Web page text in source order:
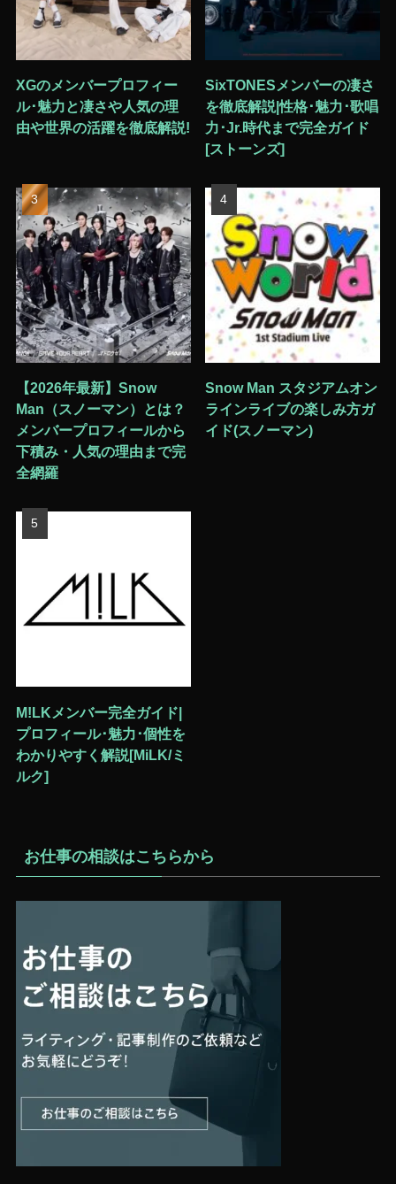
XGのメンバープロフィー
ル･魅力と凄さや人気の理
由や世界の活躍を徹底解説!
SixTONESメンバーの凄さ
を徹底解説|性格･魅力･歌唱
力･Jr.時代まで完全ガイド
[ストーンズ]
【2026年最新】Snow
Man（スノーマン）とは？
メンバープロフィールから
下積み・人気の理由まで完
全網羅
Snow Man スタジアムオン
ラインライブの楽しみ方ガ
イド(スノーマン)
M!LKメンバー完全ガイド|
プロフィール･魅力･個性を
わかりやすく解説[MiLK/ミ
ルク]
お仕事の相談はこちらから